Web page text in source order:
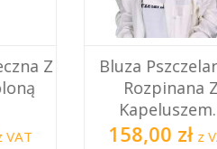
Bluza Pszczelarska
Rozpinana Z
Kapeluszem...
158,00 zł z VAT